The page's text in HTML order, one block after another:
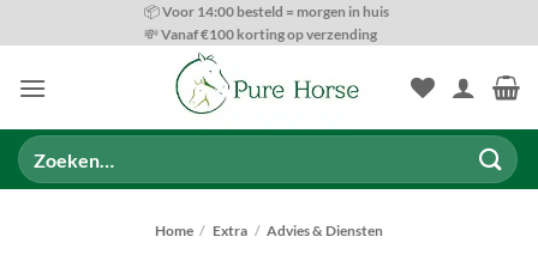
naar
📦 Voor 14:00 besteld = morgen in huis
💸 Vanaf €100 korting op verzending
Zoeken
naar:
Home / Extra / Advies & Diensten